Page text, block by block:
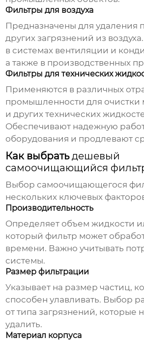
Фильтры для воздуха
Предназначены для удаления
других загрязнений из
в системах вентиляции и
а также в производственных
Фильтры для технических
Применяются в различных
промышленности для очистки
и других технических
Обеспечивают надежную
оборудования и продлевают
Как выбратьдешевый
самоочищающийся
Выбор самоочищающегося
нескольких ключевых
Производительность
Определяет объем жидкости
который фильтр может
времени. Важно учитывать
системы.
Размер фильтрации
Указывает на размер частиц,
способен улавливать. Выбор
от типа загрязнений, которые
удалить.
Материал корпуса